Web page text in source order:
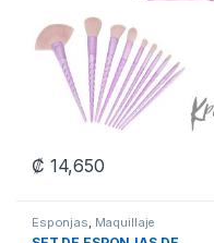
₡ 14,650
Esponjas, Maquillaje